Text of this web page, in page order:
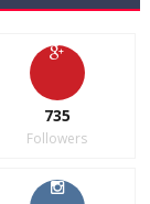
735
Followers